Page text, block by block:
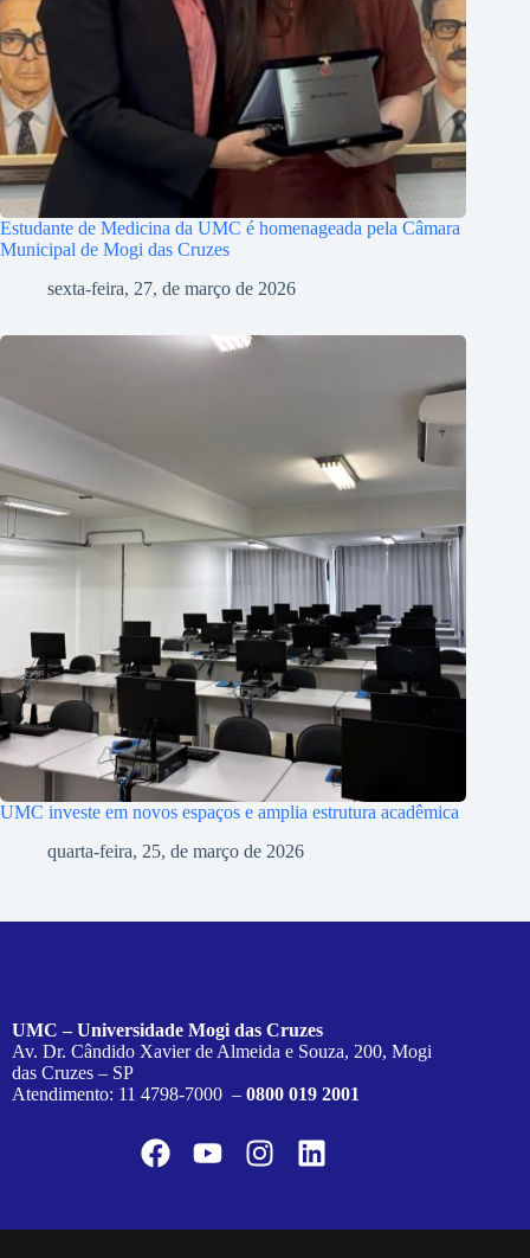
Estudante de Medicina da UMC é homenageada pela Câmara
Municipal de Mogi das Cruzes
sexta-feira, 27, de março de 2026
UMC investe em novos espaços e amplia estrutura acadêmica
quarta-feira, 25, de março de 2026
UMC – Universidade Mogi das Cruzes
Av. Dr. Cândido Xavier de Almeida e Souza, 200, Mogi
das Cruzes – SP
Atendimento: 11 4798-7000 – 0800 019 2001